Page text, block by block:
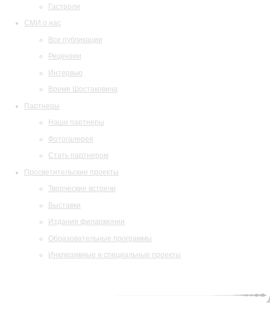
Гастроли
СМИ о нас
Все публикации
Рецензии
Интервью
Время Шостаковича
Партнеры
Наши партнеры
Фотогалерея
Стать партнером
Просветительские проекты
Творческие встречи
Выставки
Издания филармонии
Образовательные программы
Инклюзивные и специальные проекты